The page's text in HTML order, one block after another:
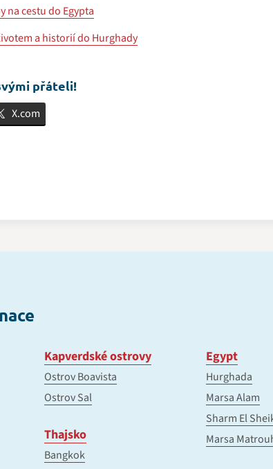
na cestu do Egypta
a historií do Hurghady
přáteli!
X.com
Kapverdské ostrovy
Ostrov Boavista
Ostrov Sal
Thajsko
Bangkok
Egypt
Hurghada
Marsa Alam
Sharm El
Marsa